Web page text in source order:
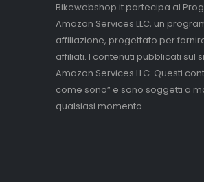
Bikewebshop.it partecipa al
Amazon Services LLC, un
affiliazione, progettato per
affiliati. I contenuti pubblicati sul
Amazon Services LLC. Questi
come sono” e sono soggetti a
qualsiasi momento.